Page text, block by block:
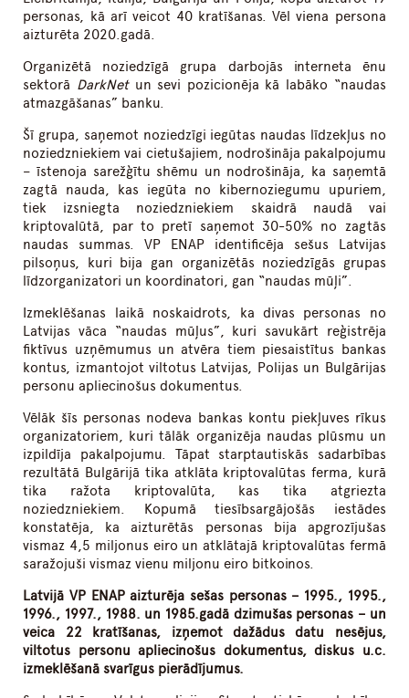
personas, kā arī veicot 40 kratīšanas. Vēl viena persona
aizturēta 2020.gadā.
Organizētā noziedzīgā grupa darbojās interneta ēnu
sektorā DarkNetun sevi pozicionēja kā labāko “naudas
atmazgāšanas” banku.
Šī grupa, saņemot noziedzīgi iegūtas naudas līdzekļus no
noziedzniekiem vai cietušajiem, nodrošināja pakalpojumu
– īstenoja sarežģītu shēmu un nodrošināja, ka saņemtā
zagtā nauda, kas iegūta no kibernoziegumu upuriem,
tiek izsniegta noziedzniekiem skaidrā naudā vai
kriptovalūtā, par to pretī saņemot 30-50% no zagtās
naudas summas. VP ENAP identificēja sešus Latvijas
pilsoņus, kuri bija gan organizētās noziedzīgās grupas
līdzorganizatori un koordinatori, gan “naudas mūļi”.
Izmeklēšanas laikā noskaidrots, ka divas personas no
Latvijas vāca “naudas mūļus”, kuri savukārt reģistrēja
fiktīvus uzņēmumus un atvēra tiem piesaistītus bankas
kontus, izmantojot viltotus Latvijas, Polijas un Bulgārijas
personu apliecinošus dokumentus.
Vēlāk šīs personas nodeva bankas kontu piekļuves rīkus
organizatoriem, kuri tālāk organizēja naudas plūsmu un
izpildīja pakalpojumu. Tāpat starptautiskās sadarbības
rezultātā Bulgārijā tika atklāta kriptovalūtas ferma, kurā
tika ražota kriptovalūta, kas tika atgriezta
noziedzniekiem. Kopumā tiesībsargājošās iestādes
konstatēja, ka aizturētās personas bija apgrozījušas
vismaz 4,5 miljonus eiro un atklātajā kriptovalūtas fermā
saražojuši vismaz vienu miljonu eiro bitkoinos.
Latvijā VP ENAP aizturēja sešas personas – 1995., 1995.,
1996., 1997., 1988. un 1985.gadā dzimušas personas – un
veica 22 kratīšanas, izņemot dažādus datu nesējus,
viltotus personu apliecinošus dokumentus, diskus u.c.
izmeklēšanā svarīgus pierādījumus.